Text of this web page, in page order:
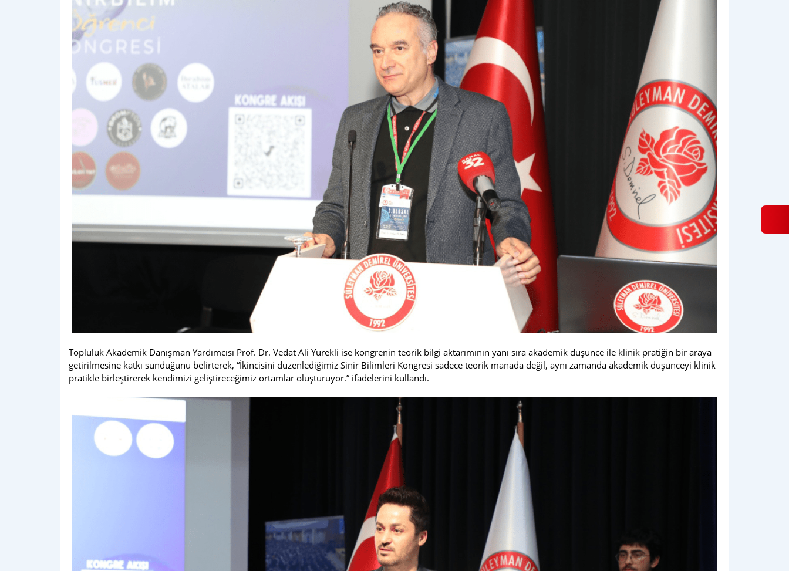
Topluluk Akademik Danışman Yardımcısı Prof. Dr. Vedat Ali Yürekli ise kongrenin teorik bilgi aktarımının yanı sıra akademik düşünce ile klinik pratiğin bir araya
getirilmesine katkı sunduğunu belirterek, “İkincisini düzenlediğimiz Sinir Bilimleri Kongresi sadece teorik manada değil, aynı zamanda akademik düşünceyi klinik
pratikle birleştirerek kendimizi geliştireceğimiz ortamlar oluşturuyor.” ifadelerini kullandı.